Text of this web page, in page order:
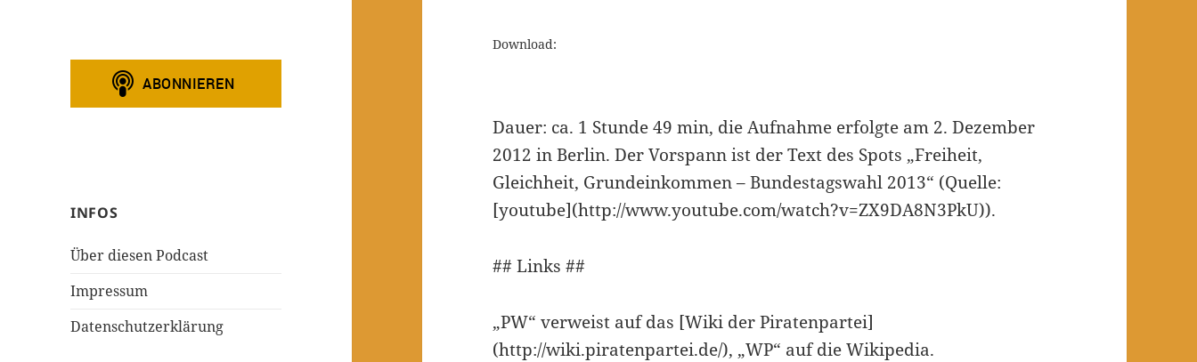
INFOS
Über diesen Podcast
Impressum
Datenschutzerklärung
Download:
Dauer: ca. 1 Stunde 49 min, die Aufnahme erfolgte am 2. Dezember
2012 in Berlin. Der Vorspann ist der Text des Spots „Freiheit,
Gleichheit, Grundeinkommen – Bundestagswahl 2013“ (Quelle:
[youtube](http://www.youtube.com/watch?v=ZX9DA8N3PkU)).
## Links ##
„PW“ verweist auf das [Wiki der Piratenpartei]
(http://wiki.piratenpartei.de/), „WP“ auf die Wikipedia.